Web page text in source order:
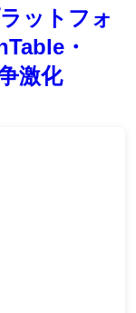
ットフォ
・
激化